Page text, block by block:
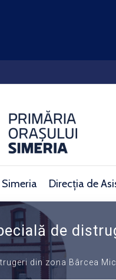
Simeria Direcția de
de
din zona Bârcea